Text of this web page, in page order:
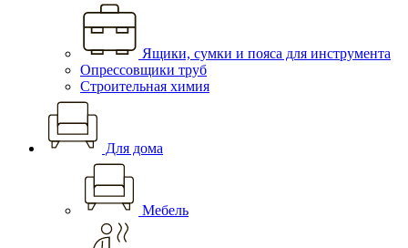
Ящики, сумки и пояса для инструмента
Опрессовщики труб
Строительная химия
Для дома
Мебель